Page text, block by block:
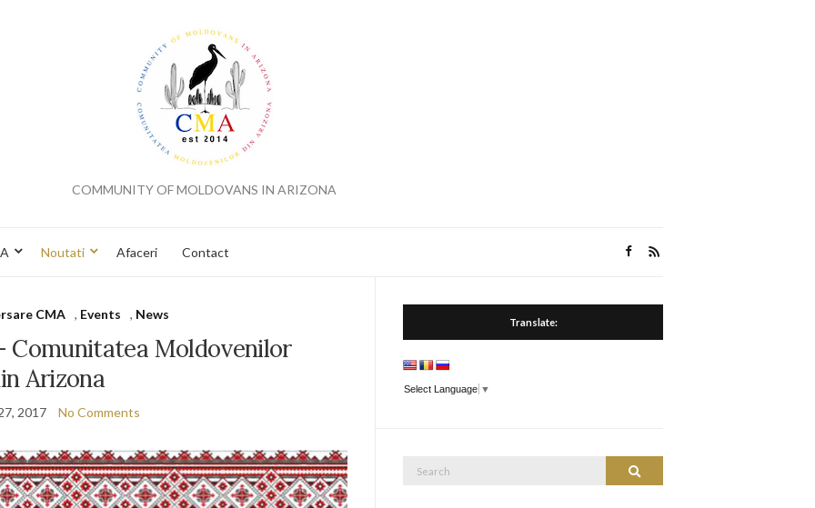
COMMUNITY OF MOLDOVANS IN ARIZONA
Noutati Afaceri Contact
CMA , Events , News
Comunitatea Moldovenilor
Arizona
2017 No Comments
Translate:
Select Language ▼
Search